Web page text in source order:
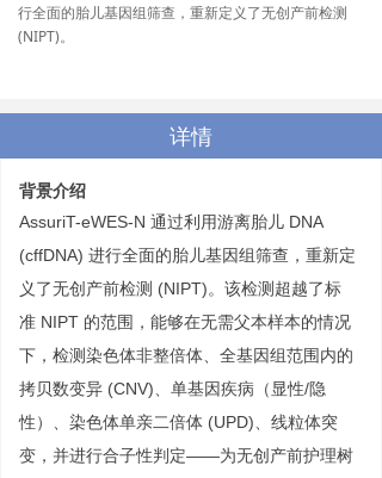
行全面的胎儿基因组筛查，重新定义了无创产前检测
(NIPT)。
详情
背景介绍
AssuriT-eWES-N 通过利用游离胎儿 DNA
(cffDNA) 进行全面的胎儿基因组筛查，重新定
义了无创产前检测 (NIPT)。该检测超越了标
准 NIPT 的范围，能够在无需父本样本的情况
下，检测染色体非整倍体、全基因组范围内的
拷贝数变异 (CNV)、单基因疾病（显性/隐
性）、染色体单亲二倍体 (UPD)、线粒体突
变，并进行合子性判定——为无创产前护理树